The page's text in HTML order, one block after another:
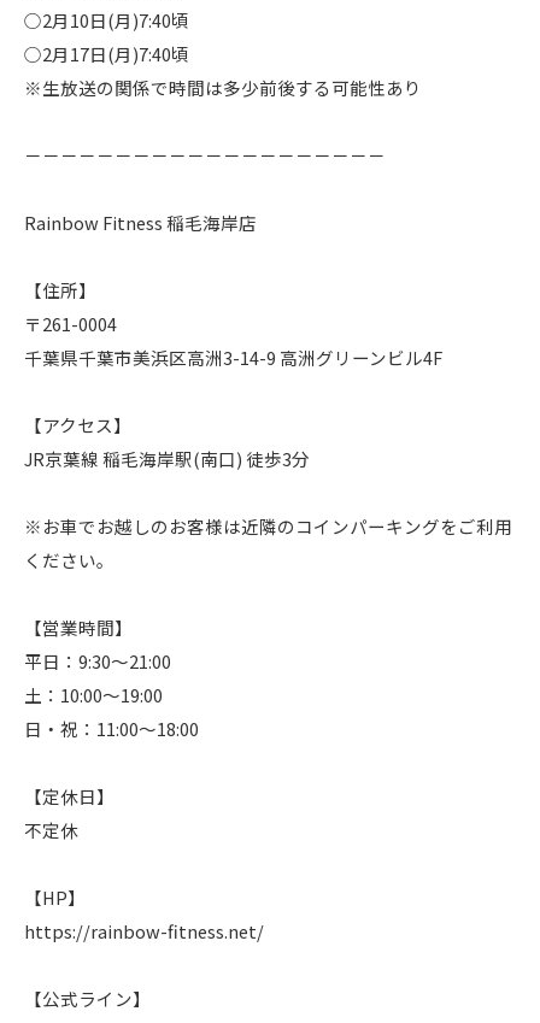
○2月10日(月)7:40頃
○2月17日(月)7:40頃
※生放送の関係で時間は多少前後する可能性あり
－－－－－－－－－－－－－－－－－－－－
Rainbow Fitness 稲毛海岸店
【住所】
〒261-0004
千葉県千葉市美浜区高洲3-14-9 高洲グリーンビル4F
【アクセス】
JR京葉線 稲毛海岸駅(南口) 徒歩3分
※お車でお越しのお客様は近隣のコインパーキングをご利用
ください。
【営業時間】
平日：9:30〜21:00
土：10:00〜19:00
日・祝：11:00〜18:00
【定休日】
不定休
【HP】
https://rainbow-fitness.net/
【公式ライン】